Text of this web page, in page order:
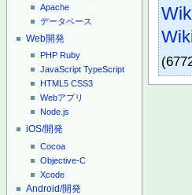
Apache
データベース
Web開発
PHP Ruby
JavaScript TypeScript
HTML5 CSS3
Webアプリ
Node.js
iOS/開発
Cocoa
Objective-C
Xcode
Android/開発